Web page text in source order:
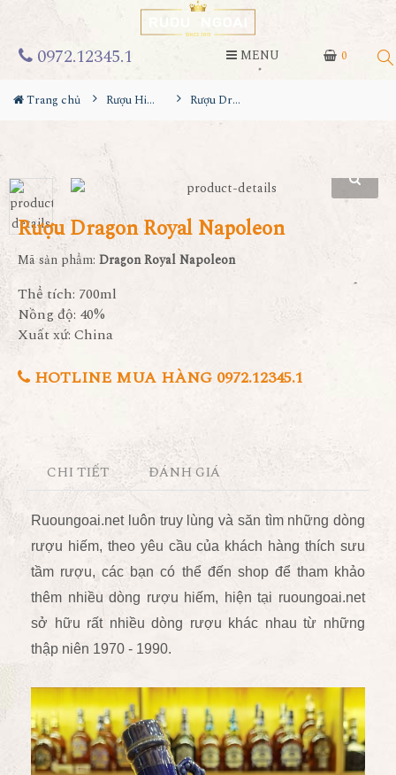
0
0972.12345.1 MENU
Trang chủ Rượu Hiếm - Cũ Rượu Dragon Royal Napoleon
Rượu Dragon Royal Napoleon
Mã sản phẩm: Dragon Royal Napoleon
Thể tích: 700ml
Nồng độ: 40%
Xuất xứ: China
HOTLINE MUA HÀNG 0972.12345.1
CHI TIẾT ĐÁNH GIÁ
Ruoungoai.net luôn truy lùng và săn tìm những dòng
rượu hiếm, theo yêu cầu của khách hàng thích sưu
tầm rượu, các bạn có thể đến shop để tham khảo
thêm nhiều dòng rượu hiếm, hiện tại ruoungoai.net
sở hữu rất nhiều dòng rượu khác nhau từ những
thập niên 1970 - 1990.